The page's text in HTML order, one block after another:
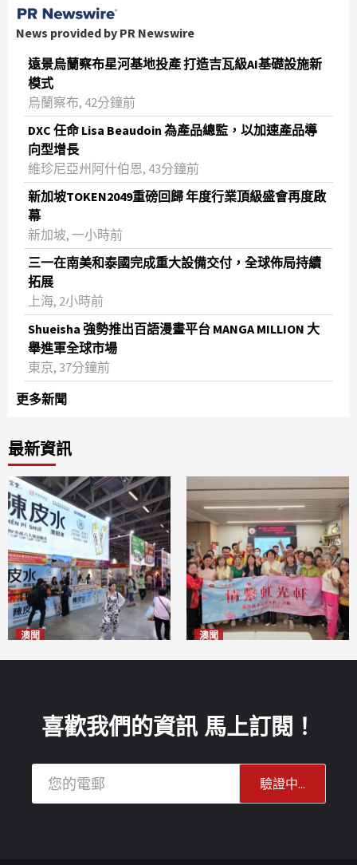
News provided by PR Newswire
遠景烏蘭察布星河基地投產 打造吉瓦級AI基礎設施新
模式
烏蘭察布, 42分鐘前
DXC 任命 Lisa Beaudoin 為產品總監，以加速產品導
向型增長
維珍尼亞州阿什伯恩, 43分鐘前
新加坡TOKEN2049重磅回歸 年度行業頂級盛會再度啟
幕
新加坡, 一小時前
三一在南美和泰國完成重大設備交付，全球佈局持續
拓展
上海, 2小時前
Shueisha 強勢推出百語漫畫平台 MANGA MILLION 大
舉進軍全球市場
東京, 37分鐘前
更多新聞
最新資訊
澳聞 澳聞
喜歡我們的資訊 馬上訂閱！